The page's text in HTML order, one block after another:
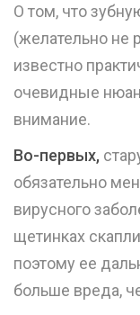
О том, что
(желательно не
известно
очевидные
внимание.
Во-первых,
обязательно
вирусного
щетинках
поэтому ее
больше вреда,